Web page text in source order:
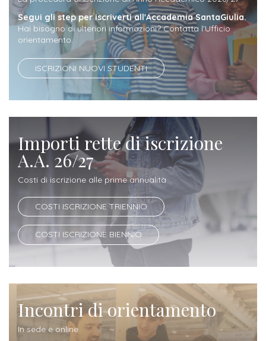
Istituzioni
Amministrazioni
Collaborazioni
ALTRI
LIVELLI
DI
Master
Executive
DIDATTICA
Materie
studio
Progetti
studenti
corsi
singoli
Alloggi
Modulistica
Consulta
Studentesca
Apprendistato
per
gli
studenti
Stage
attivabili
Opportunità
di
lavoro
Fiere
saloni
dell'orientamento
Segui gli step per iscriverti all'Accademia SantaGiulia.
Hai bisogno di ulteriori informazioni? Contatta l'Ufficio
orientamento.
ISCRIZIONI NUOVI STUDENTI
Importi rette di iscrizione
A.A. 26/27
Costi di iscrizione alle prime annualità
COSTI ISCRIZIONE TRIENNIO
COSTI ISCRIZIONE BIENNIO
Incontri di orientamento
In sede e online